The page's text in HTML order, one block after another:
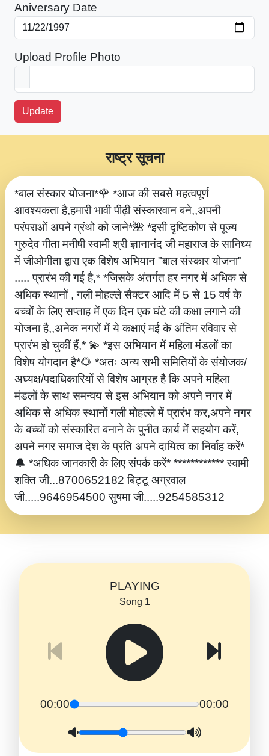
Aniversary Date
Upload Profile Photo
Update
*बाल संस्कार योजना*🌹 *आज की सबसे महत्वपूर्ण
आवश्यकता है,हमारी भावी पीढ़ी संस्कारवान बने,,अपनी
परंपराओं अपने ग्रंथो को जाने*🌺 *इसी दृष्टिकोण से पूज्य
गुरुदेव गीता मनीषी स्वामी श्री ज्ञानानंद जी महाराज के सानिध्य
में जीओगीता द्वारा एक विशेष अभियान "बाल संस्कार योजना"
..... प्रारंभ की गई है,* *जिसके अंतर्गत हर नगर में अधिक से
अधिक स्थानों , गली मोहल्ले सैक्टर आदि में 5 से 15 वर्ष के
बच्चों के लिए सप्ताह में एक दिन एक घंटे की कक्षा लगाने की
योजना है,,अनेक नगरों में ये कक्षाएं मई के अंतिम रविवार से
प्रारंभ हो चुकीं हैं,* 💫 *इस अभियान में महिला मंडलों का
विशेष योगदान है*🌻 *अतः अन्य सभी समितियों के संयोजक/
अध्यक्ष/पदाधिकारियों से विशेष आग्रह है कि अपने महिला
मंडलों के साथ समन्वय से इस अभियान को अपने नगर में
अधिक से अधिक स्थानों गली मोहल्ले में प्रारंभ कर,अपने नगर
के बच्चों को संस्कारित बनाने के पुनीत कार्य में सहयोग करें,
अपने नगर समाज देश के प्रति अपने दायित्व का निर्वाह करें*
🔔 *अधिक जानकारी के लिए संपर्क करें* ************ स्वामी
शक्ति जी...8700652182 बिट्टू अग्रवाल
जी.....9646954500 सुषमा जी.....9254585312
राष्ट्र सूचना
PLAYING
Song 1
00:00 00:00